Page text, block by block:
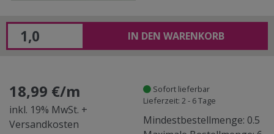
IN DEN WARENKORB
18,99 €/m
inkl. 19% MwSt. +
Versandkosten
Sofort lieferbar
Lieferzeit: 2 - 6 Tage
Mindestbestellmenge: 0.5